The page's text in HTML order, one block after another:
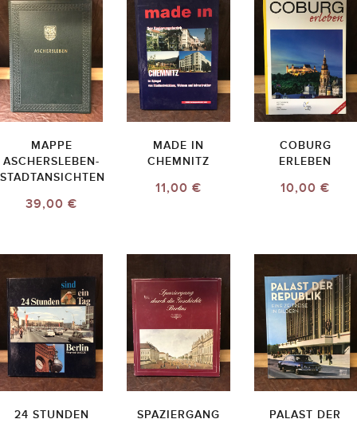
MAPPE
ASCHERSLEBEN-
STADTANSICHTEN
39,00 €
MADE IN
CHEMNITZ
11,00 €
COBURG
ERLEBEN
10,00 €
24 STUNDEN
SPAZIERGANG
PALAST DER